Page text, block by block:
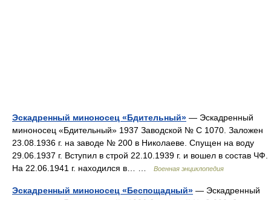
Эскадренный миноносец «Бдительный» — Эскадренный
миноносец «Бдительный» 1937 Заводской № С 1070. Заложен
23.08.1936 г. на заводе № 200 в Николаеве. Спущен на воду
29.06.1937 г. Вступил в строй 22.10.1939 г. и вошел в состав ЧФ.
На 22.06.1941 г. находился в… …
Военная энциклопедия
Эскадренный миноносец «Беспощадный» — Эскадренный